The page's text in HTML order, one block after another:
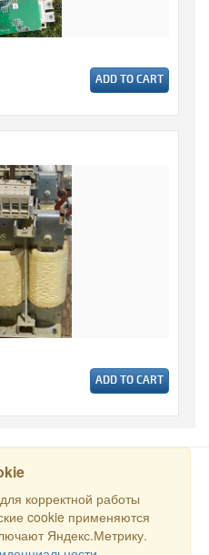
ADD TO CART
ADD TO CART
корректной работы
cookie применяются
Яндекс.Метрику.
CARI
© 2016 Торговый Дом